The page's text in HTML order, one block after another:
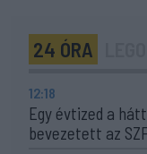
24 ÓRA
12:18
Egy évtized a
bevezetett az